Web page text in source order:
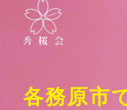
各務原市